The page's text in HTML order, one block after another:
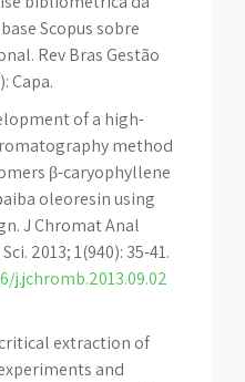
Scopus sobre
Rev Bras Gestão
Capa.
of a high-
method
β-caryophyllene
oleoresin using
J Chromat Anal
2013; 1(940): 35-41.
j.jchromb.2013.09.02
extraction of
and